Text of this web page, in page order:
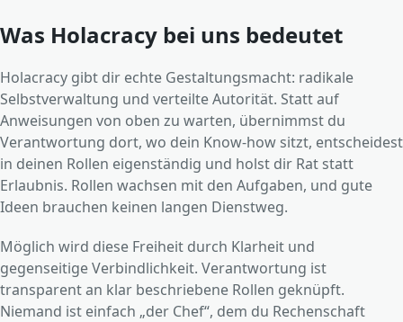
Was Holacracy bei uns bedeutet
Holacracy gibt dir echte Gestaltungsmacht: radikale
Selbstverwaltung und verteilte Autorität. Statt auf
Anweisungen von oben zu warten, übernimmst du
Verantwortung dort, wo dein Know-how sitzt, entscheidest
in deinen Rollen eigenständig und holst dir Rat statt
Erlaubnis. Rollen wachsen mit den Aufgaben, und gute
Ideen brauchen keinen langen Dienstweg.
Möglich wird diese Freiheit durch Klarheit und
gegenseitige Verbindlichkeit. Verantwortung ist
transparent an klar beschriebene Rollen geknüpft.
Niemand ist einfach „der Chef“, dem du Rechenschaft